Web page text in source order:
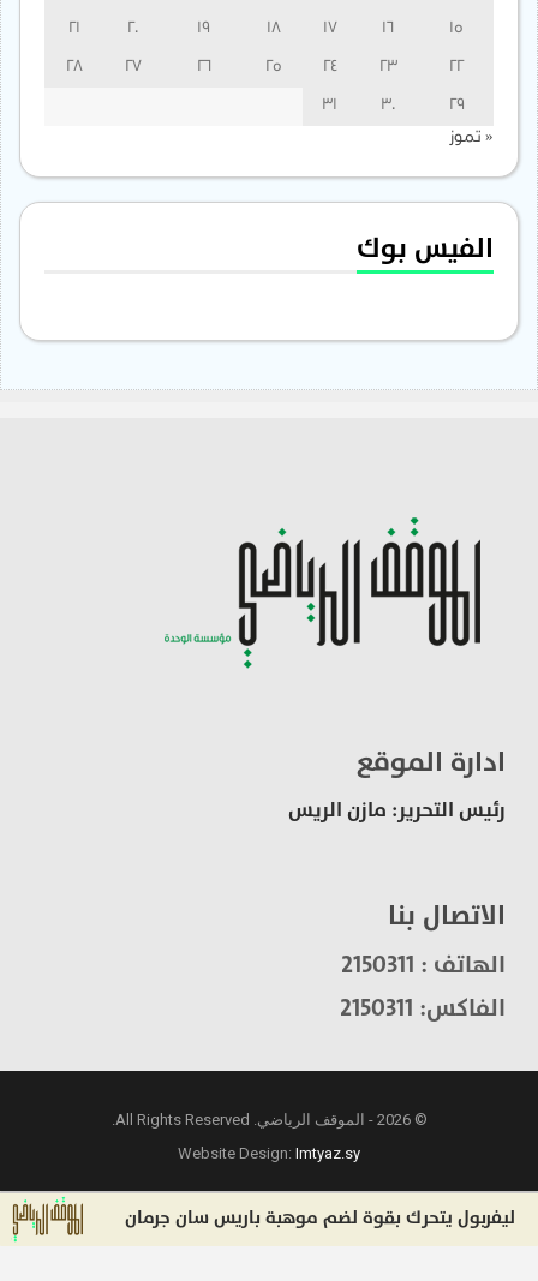
15
16
17
18
19
20
21
22
23
24
25
26
27
28
29
30
31
« تموز
الفيس بوك
ادارة الموقع
رئيس التحرير: مازن الريس
الاتصال بنا
الهاتف : 2150311
الفاكس: 2150311
© 2026 - الموقف الرياضي. All Rights Reserved.
Website Design:Imtyaz.sy
يتحرك بقوة لضم موهبة باريس سان جرمان بعد